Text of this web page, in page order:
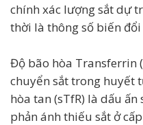
chính xác lượng sắt dự
thời là thông số biến
Độ bão hòa Transferrin
chuyển sắt trong huyết
hòa tan (sTfR) là dấu ấn
phản ánh thiếu sắt ở